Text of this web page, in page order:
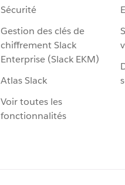
Sécurité
Gestion des clés de
chiffrement Slack
Enterprise (Slack EKM)
Atlas Slack
Voir toutes les
fonctionnalités